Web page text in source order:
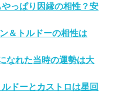
やっぱり因縁の相性？安
＆トルドーの相性は
なれた当時の運勢は大
ドーとカストロは星回